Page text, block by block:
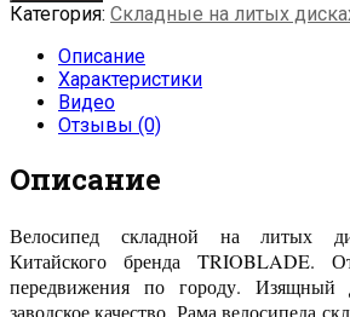
Категория: Складные на литых
Описание
Характеристики
Видео
Отзывы (0)
Описание
Велосипед складной на литых
Китайского бренда TRIOBLADE.
передвижения по городу. Изящный